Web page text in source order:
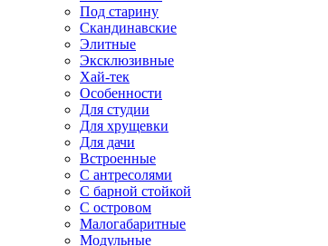
Под старину
Скандинавские
Элитные
Эксклюзивные
Хай-тек
Особенности
Для студии
Для хрущевки
Для дачи
Встроенные
С антресолями
С барной стойкой
С островом
Малогабаритные
Модульные